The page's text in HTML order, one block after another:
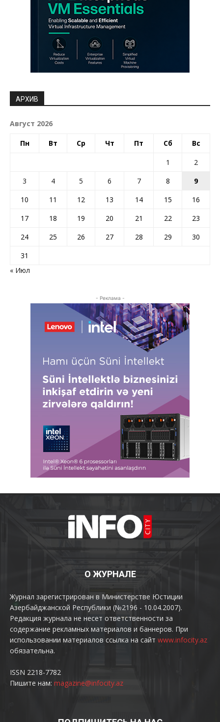
АРХИВ
Август 2026
Пн Вт Ср Чт Пт Сб Вс
1
2
3
4 5 6 7 8
9
10
11 12 13 14 15
16
17
18 19 20 21 22
23
24
25 26 27 28 29
30
31
« Июл
- Реклама -
О ЖУРНАЛЕ
Журнал зарегистрирован в Министерстве Юстиции
Азербайджанской Республики (№2196 - 10.04.2007).
Редакция журнала не несет ответственности за
содержание рекламных материалов и баннеров. При
использовании материалов ссылка на сайт www.infocity.az
обязательна.
ISSN 2218-7782
Пишите нам: magazine@infocity.az